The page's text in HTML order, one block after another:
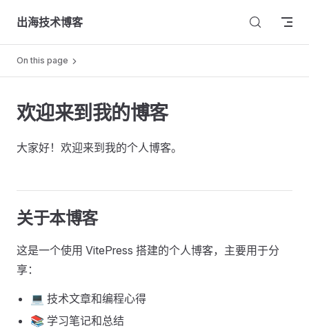
Skip to content
出海技术博客
On this page
欢迎来到我的博客
大家好！欢迎来到我的个人博客。
关于本博客
这是一个使用 VitePress 搭建的个人博客，主要用于分
享：
💻 技术文章和编程心得
📚 学习笔记和总结